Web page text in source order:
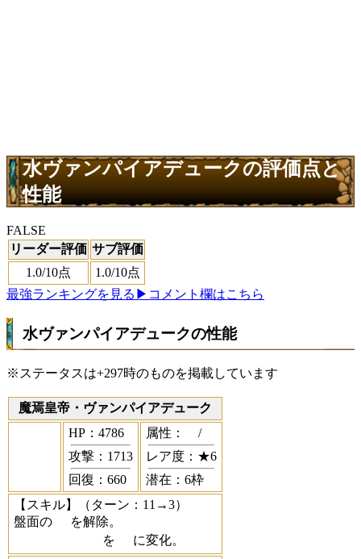
水ヴァンパイアデュークの評価点と
性能
FALSE
リーダー評価 サブ評価
1.0/10点 1.0/10点
最強ランキングを見る ▶コメント欄はこちら
水ヴァンパイアデュークの性能
※ステータスは+297時のものを掲載しています
魔焉皇帝・ヴァンパイアデューク
HP：4786
攻撃：1713
回復：660
属性：
/
レア度：★6
潜在：6枠
【スキル】
（ターン：11→3）
盤面の
を解除。
を
に変化。